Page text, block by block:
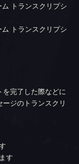
トランスクリプシ
トランスクリプシ
完了した際などに
ジのトランスクリ
す